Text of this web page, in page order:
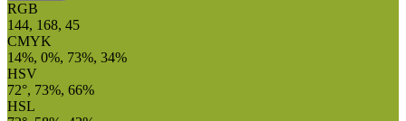
RGB
144, 168, 45
CMYK
14%, 0%, 73%, 34%
HSV
72°, 73%, 66%
HSL